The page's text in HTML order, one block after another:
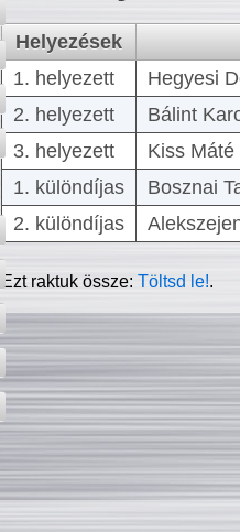
Helyezések
1. helyezett
Hegyesi
2. helyezett
Bálint
3. helyezett
Kiss
1. különdíjas
Bosznai
2. különdíjas
Ezt raktuk össze:Töltsd le!.